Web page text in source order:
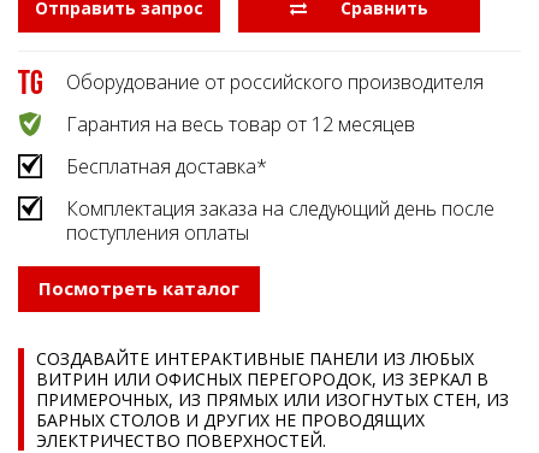
Отправить запрос
  Сравнить
Оборудование от российского производителя
Гарантия на весь товар от 12 месяцев
Бесплатная доставка*
Комплектация заказа на следующий день после
поступления оплаты
Посмотреть каталог
СОЗДАВАЙТЕ ИНТЕРАКТИВНЫЕ ПАНЕЛИ ИЗ ЛЮБЫХ
ВИТРИН ИЛИ ОФИСНЫХ ПЕРЕГОРОДОК, ИЗ ЗЕРКАЛ В
ПРИМЕРОЧНЫХ, ИЗ ПРЯМЫХ ИЛИ ИЗОГНУТЫХ СТЕН, ИЗ
БАРНЫХ СТОЛОВ И ДРУГИХ НЕ ПРОВОДЯЩИХ
ЭЛЕКТРИЧЕСТВО ПОВЕРХНОСТЕЙ.